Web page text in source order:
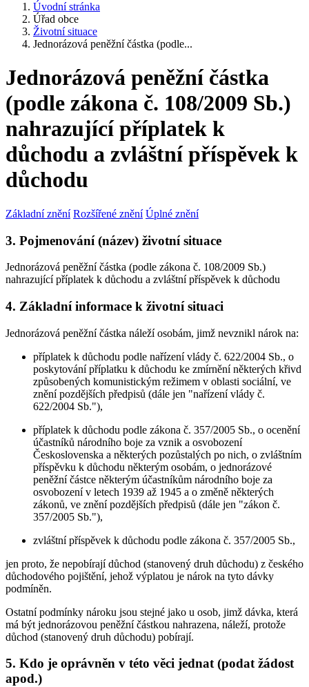
Úvodní stránka
Úřad obce
Životní situace
Jednorázová peněžní částka (podle...
Jednorázová peněžní částka
(podle zákona č. 108/2009 Sb.)
nahrazující příplatek k
důchodu a zvláštní příspěvek k
důchodu
Základní znění Rozšířené znění Úplné znění
3. Pojmenování (název) životní situace
Jednorázová peněžní částka (podle zákona č. 108/2009 Sb.)
nahrazující příplatek k důchodu a zvláštní příspěvek k důchodu
4. Základní informace k životní situaci
Jednorázová peněžní částka náleží osobám, jimž nevznikl nárok na:
příplatek k důchodu podle nařízení vlády č. 622/2004 Sb., o
poskytování příplatku k důchodu ke zmírnění některých křivd
způsobených komunistickým režimem v oblasti sociální, ve
znění pozdějších předpisů (dále jen "nařízení vlády č.
622/2004 Sb."),
příplatek k důchodu podle zákona č. 357/2005 Sb., o ocenění
účastníků národního boje za vznik a osvobození
Československa a některých pozůstalých po nich, o zvláštním
příspěvku k důchodu některým osobám, o jednorázové
peněžní částce některým účastníkům národního boje za
osvobození v letech 1939 až 1945 a o změně některých
zákonů, ve znění pozdějších předpisů (dále jen "zákon č.
357/2005 Sb."),
zvláštní příspěvek k důchodu podle zákona č. 357/2005 Sb.,
jen proto, že nepobírají důchod (stanovený druh důchodu) z českého
důchodového pojištění, jehož výplatou je nárok na tyto dávky
podmíněn.
Ostatní podmínky nároku jsou stejné jako u osob, jimž dávka, která
má být jednorázovou peněžní částkou nahrazena, náleží, protože
důchod (stanovený druh důchodu) pobírají.
5. Kdo je oprávněn v této věci jednat (podat žádost
apod.)